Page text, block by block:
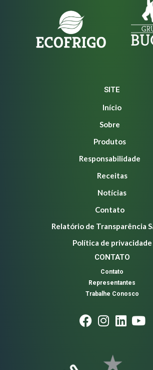
SITE
Início
Sobre
Produtos
Responsabilidade
Receitas
Notícias
Contato
Relatório de Transparência
Política de privacidade
CONTATO
Contato
Representantes
Trabalhe Conosco